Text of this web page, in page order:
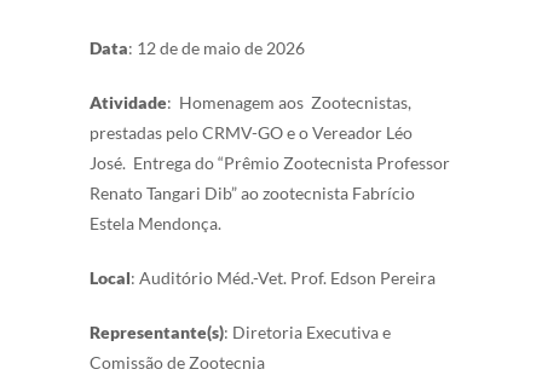
Data: 12 de de maio de 2026
Atividade: Homenagem aos Zootecnistas,
prestadas pelo CRMV-GO e o Vereador Léo
José. Entrega do “Prêmio Zootecnista Professor
Renato Tangari Dib” ao zootecnista Fabrício
Estela Mendonça.
Local: Auditório Méd.-Vet. Prof. Edson Pereira
Representante(s): Diretoria Executiva e
Comissão de Zootecnia